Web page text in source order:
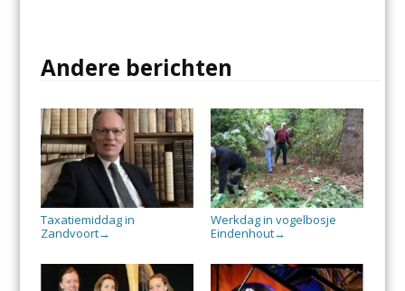
Andere berichten
Taxatiemiddag in
Zandvoort→
Werkdag in vogelbosje
Eindenhout→